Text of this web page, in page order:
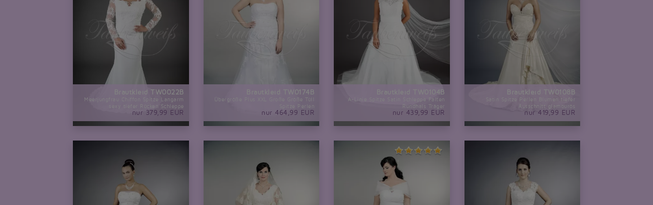
Brautkleid TW0022B
Meerjungfrau Chiffon Spitze Langarm
sexy tiefer Rücken Schleppe
nur 379,99 EUR
Brautkleid TW0174B
Übergröße Plus XXL Große Größe Tüll
Spitze Perlen
nur 464,99 EUR
Brautkleid TW0104B
A-Linie Spitze Satin Schleppe Falten
Rundhals Träger
nur 439,99 EUR
Brautkleid TW0108B
Satin Spitze Perlen Blumen tiefer
Ausschnitt glamourös
nur 419,99 EUR